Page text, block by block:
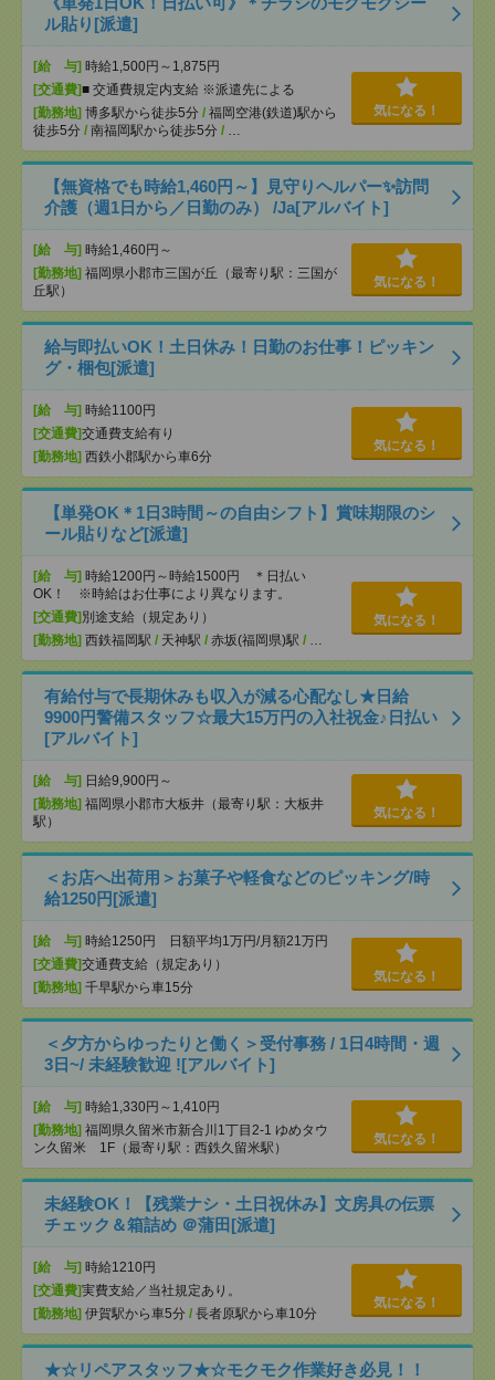
ル貼り[派遣]
[給 与] 時給1,500円～1,875円
[交通費]■ 交通費規定内支給 ※派遣先による
[勤務地] 博多駅から徒歩5分 / 福岡空港(鉄道)駅から
徒歩5分 / 南福岡駅から徒歩5分 / …
気になる！
【無資格でも時給1,460円～】見守りヘルパー✨訪問
介護（週1日から／日勤のみ） /Ja[アルバイト]
[給 与] 時給1,460円～
[勤務地] 福岡県小郡市三国が丘（最寄り駅：三国が
丘駅）
気になる！
給与即払いOK！土日休み！日勤のお仕事！ピッキン
グ・梱包[派遣]
[給 与] 時給1100円
[交通費]交通費支給有り
[勤務地] 西鉄小郡駅から車6分
気になる！
【単発OK＊1日3時間～の自由シフト】賞味期限のシ
ール貼りなど[派遣]
[給 与] 時給1200円～時給1500円 ＊日払い
OK！ ※時給はお仕事により異なります。
[交通費] 別途支給（規定あり）
[勤務地] 西鉄福岡駅 / 天神駅 / 赤坂(福岡県)駅 / …
気になる！
有給付与で長期休みも収入が減る心配なし★日給
9900円警備スタッフ☆最大15万円の入社祝金♪日払い
[アルバイト]
[給 与] 日給9,900円～
[勤務地] 福岡県小郡市大板井（最寄り駅：大板井
駅）
気になる！
＜お店へ出荷用＞お菓子や軽食などのピッキング/時
給1250円[派遣]
[給 与] 時給1250円 日額平均1万円/月額21万円
[交通費]交通費支給（規定あり）
[勤務地] 千早駅から車15分
気になる！
＜夕方からゆったりと働く＞受付事務 / 1日4時間・週
3日~/ 未経験歓迎 ![アルバイト]
[給 与] 時給1,330円～1,410円
[勤務地] 福岡県久留米市新合川1丁目2-1 ゆめタウ
ン久留米 1F（最寄り駅：西鉄久留米駅）
気になる！
未経験OK！【残業ナシ・土日祝休み】文房具の伝票
チェック＆箱詰め ＠蒲田[派遣]
[給 与] 時給1210円
[交通費]実費支給／当社規定あり。
[勤務地] 伊賀駅から車5分 / 長者原駅から車10分
気になる！
★☆リペアスタッフ★☆モクモク作業好き必見！！